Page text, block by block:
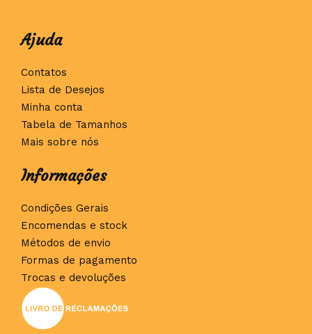
Ajuda
Contatos
Lista de Desejos
Minha conta
Tabela de Tamanhos
Mais sobre nós
Informações
Condições Gerais
Encomendas e stock
Métodos de envio
Formas de pagamento
Trocas e devoluções